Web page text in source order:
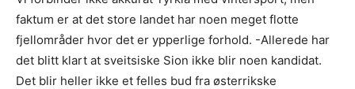
faktum er at det store landet har noen meget flotte
fjellområder hvor det er ypperlige forhold. -Allerede har
det blitt klart at sveitsiske Sion ikke blir noen kandidat.
Det blir heller ikke et felles bud fra østerrikske